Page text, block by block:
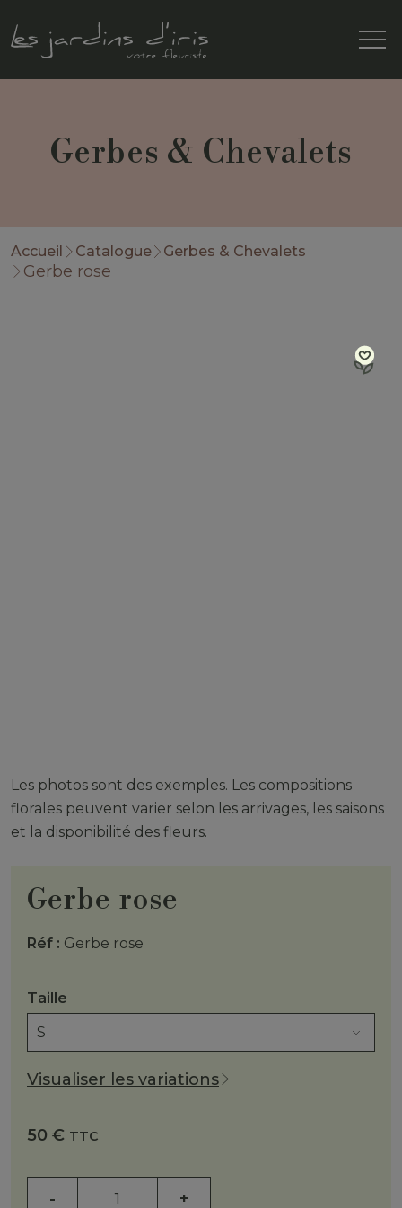
Gerbes & Chevalets
Accueil Catalogue Gerbes & Chevalets
Gerbe rose
Les photos sont des exemples. Les compositions
florales peuvent varier selon les arrivages, les saisons
et la disponibilité des fleurs.
Gerbe rose
Réf : Gerbe rose
Taille
Visualiser les variations
50 € TTC
- +